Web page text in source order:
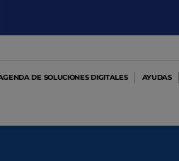
DE SOLUCIONES DIGITALES AYUDAS